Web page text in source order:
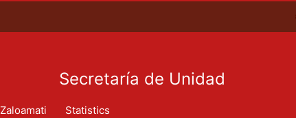
Secretaría de Unidad
Statistics